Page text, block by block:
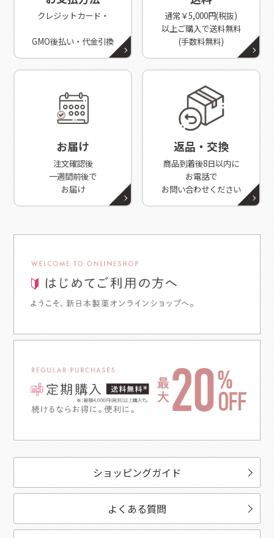
クレジットカード・
GMO後払い・代金引換
通常￥5,000円(税抜)
以上ご購入で送料無料
(手数料無料)
お届け
注文確認後
一週間前後で
お届け
返品・交換
商品到着後8日以内に
お電話で
お問い合わせください
ショッピングガイド
よくある質問